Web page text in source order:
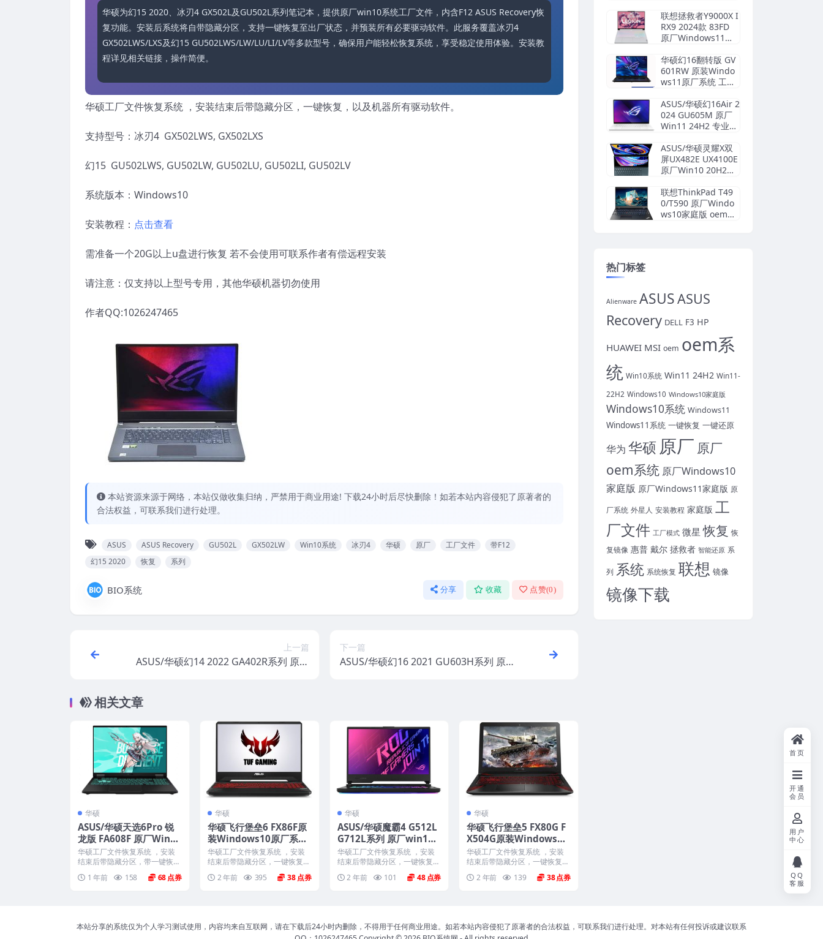
华硕为幻15 2020、冰刃4 GX502L及GU502L系列笔记本，提供原厂win10系统工厂文件，内含F12 ASUS Recovery恢
复功能。安装后系统将自带隐藏分区，支持一键恢复至出厂状态，并预装所有必要驱动软件。此服务覆盖冰刃4
GX502LWS/LXS及幻15 GU502LWS/LW/LU/LI/LV等多款型号，确保用户能轻松恢复系统，享受稳定使用体验。安装教
程详见相关链接，操作简便。
华硕工厂文件恢复系统 ，安装结束后带隐藏分区，一键恢复，以及机器所有驱动软件。
支持型号：冰刃4 GX502LWS, GX502LXS
幻15 GU502LWS, GU502LW, GU502LU, GU502LI, GU502LV
系统版本：Windows10
安装教程： 点击查看
需准备一个20G以上u盘进行恢复 若不会使用可联系作者有偿远程安装
请注意：仅支持以上型号专用，其他华硕机器切勿使用
作者QQ:1026247465
本站资源来源于网络，本站仅做收集归纳，严禁用于商业用途! 下载24小时后尽快删除！如若本站内容侵犯了原著者的
合法权益，可联系我们进行处理。
ASUS ASUS Recovery GU502L GX502LW Win10系统 冰刃4 华硕 原厂 工厂文件
带F12
幻15 2020
恢复 系列
BIO系统 分享 收藏 点赞(0)
上一篇
ASUS/华硕幻14 2022 GA402R系列 原厂
下一篇
ASUS/华硕幻16 2021 GU603H系列 原厂
相关文章
华硕
ASUS/华硕天选6Pro 锐
龙版 FA608F 原厂Win11
24H2 家庭版系统 工厂文
件 带ASUS Recovery恢
复
华硕工厂文件恢复系统 ，安装
结束后带隐藏分区，带一键恢
复，以及机器所有的驱动和软...
1 年前 158 68
华硕
华硕飞行堡垒6 FX86F原
装Windows10原厂系统
工厂模式 带ASUS Recov
ery恢复功能
华硕工厂文件恢复系统 ，安装
结束后带隐藏分区，一键恢复，
以及机器所有驱动软件。 ...
2 年前 395 38
华硕
ASUS/华硕魔霸4 G512L
G712L系列 原厂win10
系统 工厂文件 带F12 AS
US Recovery恢复
华硕工厂文件恢复系统 ，安装
结束后带隐藏分区，一键恢复，
以及机器所有驱动软件。 ...
2 年前 101 48
华硕
华硕飞行堡垒5 FX80G F
X504G原装Windows10
原厂系统 工厂模式 带AS
US Recovery恢复功能
华硕工厂文件恢复系统 ，安装
结束后带隐藏分区，一键恢复，
以及机器所有驱动软件。 ...
2 年前 139 38
联想拯救者Y9000X I
RX9 2024款 83FD
原厂Windows11家
下载
华硕幻16翻转版 GV
601RW 原装Windo
ws11原厂系统 工厂
ery恢复功能
ASUS/华硕幻16Air 2
024 GU605M 原厂
Win11 24H2 专业版
US Recovery恢复
ASUS/华硕灵耀X双
屏UX482E UX4100E
原厂Win10 20H2家
式
联想ThinkPad T49
0/T590 原厂Windo
ws10家庭版 oem系
热门标签
Alienware ASUSASUS
Recovery DELL F3 HP
HUAWEI MSI oem oem系
统 Win10系统 Win11 24H2 Win11-
22H2 Windows10 Windows10家庭版
Windows10系统 Windows11
Windows11系统 一键恢复 一键还原
华为 华硕 原厂 原厂
oem系统 原厂Windows10
家庭版 原厂Windows11家庭版 原
厂系统 外星人 安装教程 家庭版 工
厂文件 工厂模式 微星 恢复 恢
复镜像 惠普 戴尔 拯救者 智能还原 系
列 系统 系统恢复 联想 镜像
镜像下载
本站分享的系统仅为个人学习测试使用，内容均来自互联网，请在下载后24小时内删除，不得用于任何商业用途。如若本站内容侵犯了原著者的合法权益，可联系我们进行处理。对本站有任何投诉或建议联系
首页
开通
会员
用户
中心
QQ
客服